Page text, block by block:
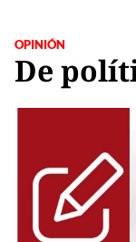
OPINIÓN
De